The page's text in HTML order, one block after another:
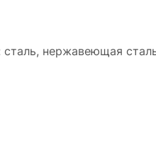
нержавеющая